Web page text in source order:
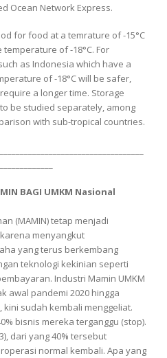
Ocean Network Express.
for food at a temrature of -15°C
of -18°C. For
as Indonesia which have a
of -18°C will be safer,
a longer time. Storage
be studied separately, among
with sub-tropical countries.
BAGI UMKM Nasional
(MAMIN) tetap menjadi
menyangkut
yang terus berkembang
teknologi kekinian seperti
Industri Mamin UMKM
awal pandemi 2020 hingga
sudah kembali menggeliat.
bisnis mereka terganggu (stop).
dari yang 40% tersebut
normal kembali. Apa yang